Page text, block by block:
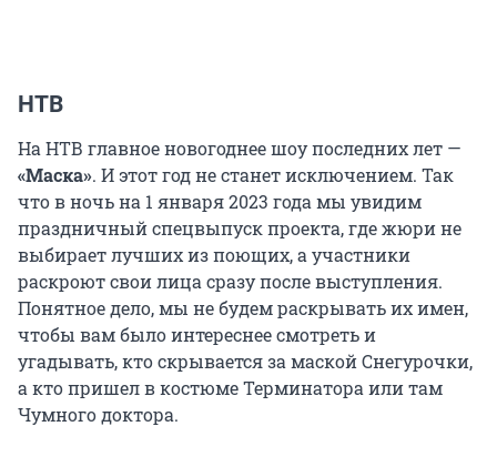
НТВ
На НТВ главное новогоднее шоу последних лет —
«Маска». И этот год не станет исключением. Так
что в ночь на 1 января 2023 года мы увидим
праздничный спецвыпуск проекта, где жюри не
выбирает лучших из поющих, а участники
раскроют свои лица сразу после выступления.
Понятное дело, мы не будем раскрывать их имен,
чтобы вам было интереснее смотреть и
угадывать, кто скрывается за маской Снегурочки,
а кто пришел в костюме Терминатора или там
Чумного доктора.